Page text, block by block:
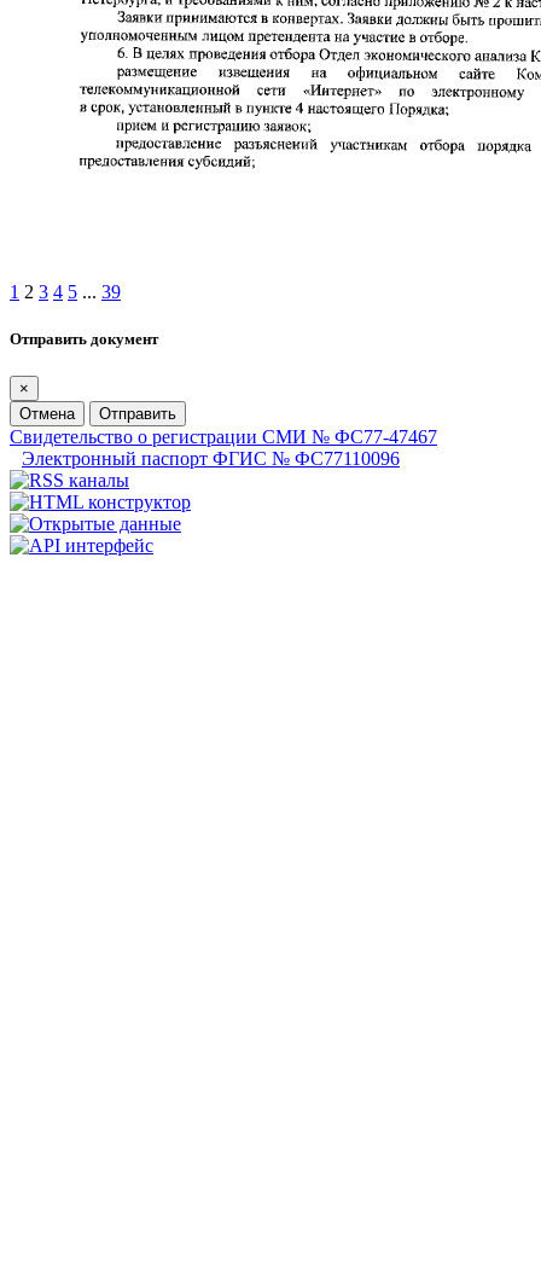
1 2 3 4 5 ... 39
Отправить документ
×
Отмена
Отправить
Свидетельство о регистрации СМИ № ФС77-47467
Электронный паспорт ФГИС № ФС77110096